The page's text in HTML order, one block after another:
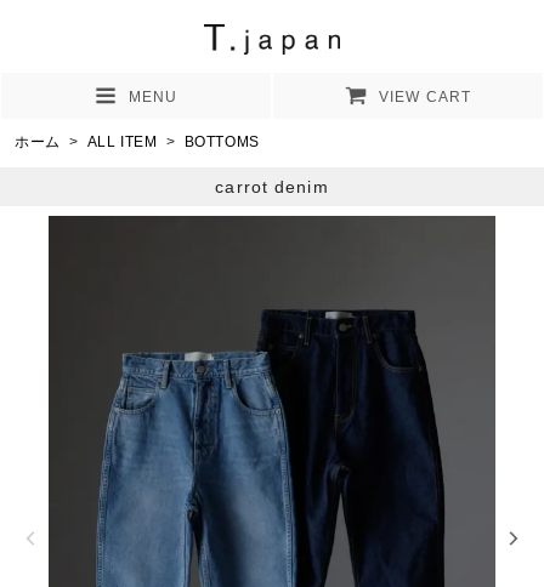
MENU VIEW CART
ホーム > ALL ITEM > BOTTOMS
carrot denim